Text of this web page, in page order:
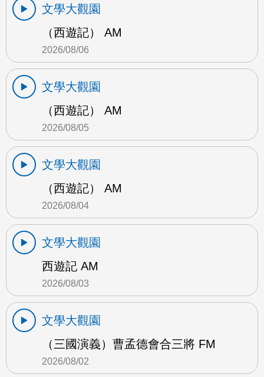
文學大觀園
（西遊記） AM
2026/08/06
文學大觀園
（西遊記） AM
2026/08/05
文學大觀園
（西遊記） AM
2026/08/04
文學大觀園
西遊記 AM
2026/08/03
文學大觀園
（三國演義）曹孟德會合三將 FM
2026/08/02